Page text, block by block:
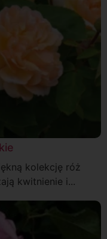
kolekcję róż
kwitnienie i...